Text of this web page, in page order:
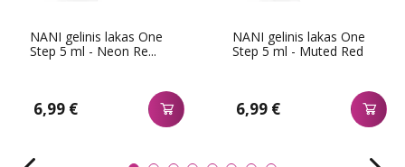
NANI gelinis lakas One
Step 5 ml - Neon Re...
6,99 €
NANI gelinis lakas One
Step 5 ml - Muted Red
6,99 €